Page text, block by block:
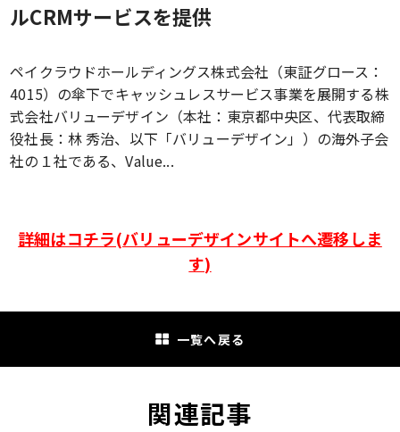
ルCRMサービスを提供
ペイクラウドホールディングス株式会社（東証グロース：
4015）の傘下でキャッシュレスサービス事業を展開する株
式会社バリューデザイン（本社：東京都中央区、代表取締
役社長：林 秀治、以下「バリューデザイン」）の海外子会
社の１社である、Value...
詳細はコチラ(バリューデザインサイトへ遷移しま
す)
一覧へ戻る
関連記事